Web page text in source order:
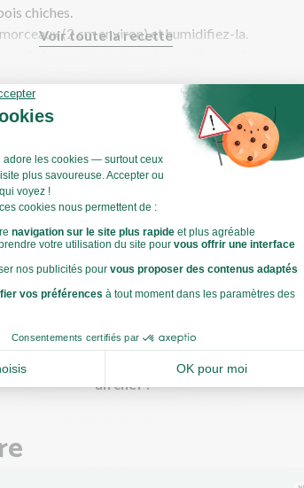
chiches.
(2 cm environ) et humidifiez-la.
10 à 12 min.
Voir toute la recette
cuisine
?
Comment utiliser un couteau
un chef ?